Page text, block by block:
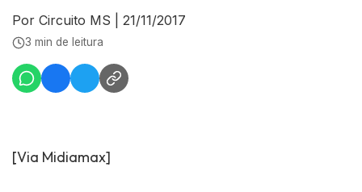
Por Circuito MS 21/11/2017
3 min de leitura
[Via Midiamax]